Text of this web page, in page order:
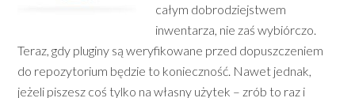
całym dobrodziejstwem
inwentarza, nie zaś wybiórczo.
Teraz, gdy pluginy są weryfikowane przed dopuszczeniem
do repozytorium będzie to konieczność. Nawet jednak,
jeżeli piszesz coś tylko na własny użytek – zrób to raz i